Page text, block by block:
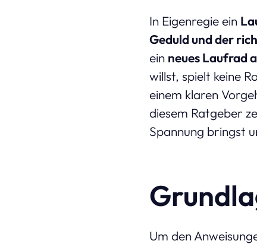
In Eigenregie ein
Geduld und der
ein neues Laufrad
willst, spielt keine
einem klaren
diesem Ratgeber
Spannung bringst
Um den